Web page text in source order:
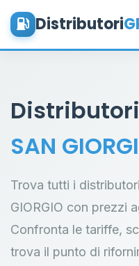
Distributori
Distributori
SAN
Trova tutti i
GIORGIO con prezzi
Confronta le tariffe,
trova il punto di